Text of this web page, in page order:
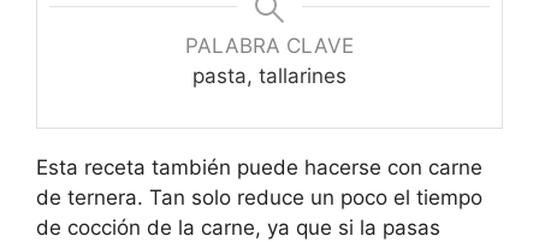
PALABRA CLAVE
pasta, tallarines
Esta receta también puede hacerse con carne
de ternera. Tan solo reduce un poco el tiempo
de cocción de la carne, ya que si la pasas